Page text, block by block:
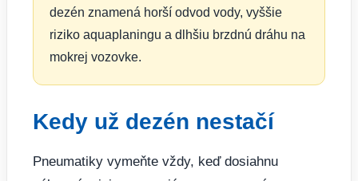
dezén znamená horší odvod vody, vyššie
riziko aquaplaningu a dlhšiu brzdnú dráhu na
mokrej vozovke.
Kedy už dezén nestačí
Pneumatiky vymeňte vždy, keď dosiahnu